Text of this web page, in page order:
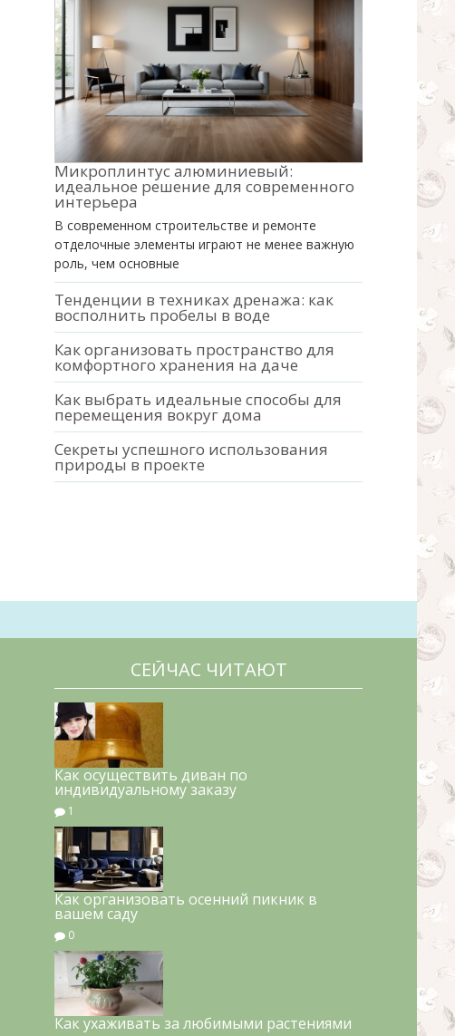
Микроплинтус алюминиевый:
идеальное решение для современного
интерьера
В современном строительстве и ремонте
отделочные элементы играют не менее важную
роль, чем основные
Тенденции в техниках дренажа: как
восполнить пробелы в воде
Как организовать пространство для
комфортного хранения на даче
Как выбрать идеальные способы для
перемещения вокруг дома
Секреты успешного использования
природы в проекте
СЕЙЧАС ЧИТАЮТ
Как осуществить диван по
индивидуальному заказу
1
Как организовать осенний пикник в
вашем саду
0
Как ухаживать за любимыми растениями